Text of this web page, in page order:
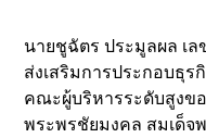
นายชูฉัตร ประมูลผล เ
ส่งเสริมการประกอบธุร
คณะผู้บริหารระดับสูงข
พระพรชัยมงคล สมเด็จ